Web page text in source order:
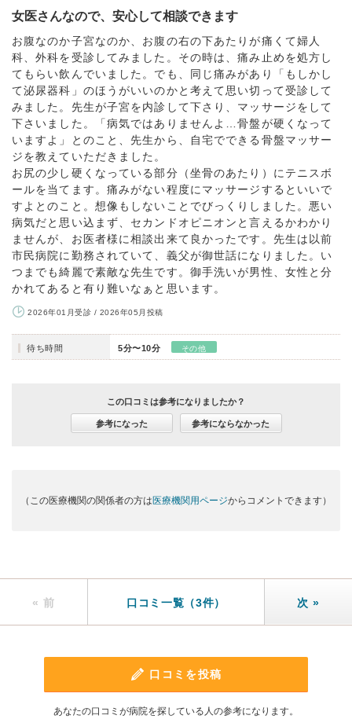
女医さんなので、安心して相談できます
お腹なのか子宮なのか、お腹の右の下あたりが痛くて婦人
科、外科を受診してみました。その時は、痛み止めを処方し
てもらい飲んでいました。でも、同じ痛みがあり「もしかし
て泌尿器科」のほうがいいのかと考えて思い切って受診して
みました。先生が子宮を内診して下さり、マッサージをして
下さいました。「病気ではありませんよ…骨盤が硬くなって
いますよ」とのこと、先生から、自宅でできる骨盤マッサー
ジを教えていただきました。
お尻の少し硬くなっている部分（坐骨のあたり）にテニスボ
ールを当てます。痛みがない程度にマッサージするといいで
すよとのこと。想像もしないことでびっくりしました。悪い
病気だと思い込まず、セカンドオピニオンと言えるかわかり
ませんが、お医者様に相談出来て良かったです。先生は以前
市民病院に勤務されていて、義父が御世話になりました。い
つまでも綺麗で素敵な先生です。御手洗いが男性、女性と分
かれてあると有り難いなぁと思います。
2026年01月受診 / 2026年05月投稿
待ち時間 5分〜10分 その他
この口コミは参考になりましたか？
参考になった 参考にならなかった
（この医療機関の関係者の方は 医療機関用ページからコメントできます）
« 前 口コミ一覧（3件） 次 »
口コミを投稿
あなたの口コミが病院を探している人の参考になります。